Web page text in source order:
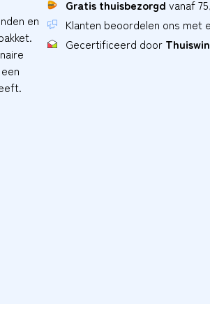
en
Gratis thuisbezorgd vanaf
Klanten beoordelen ons met
Gecertificeerd door